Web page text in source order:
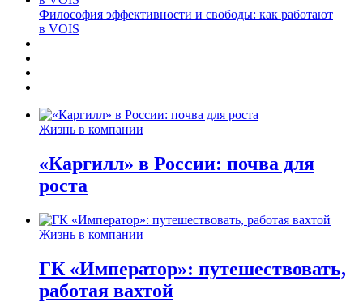
Философия эффективности и свободы: как работают
в VOIS
Жизнь в компании
«Каргилл» в России: почва для
роста
Жизнь в компании
ГК «Император»: путешествовать,
работая вахтой